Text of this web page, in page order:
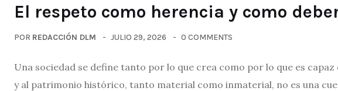
El respeto como herencia y como
POR REDACCIÓN DLM JULIO 29, 2026 0 COMMENTS
Una sociedad se define tanto por lo que crea como por lo que es
y al patrimonio histórico, tanto material como inmaterial, no es una